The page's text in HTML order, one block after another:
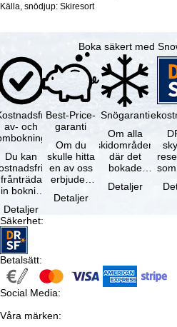
Källa, snödjup: Skiresort
Boka säkert med
av- och
Du kan
frånträda
bokning
efter
…
Detaljer
Best-Price-
garanti
Om du
skulle hitta
en av oss
erbjuden
samma
Detaljer
Snögaranti
Om alla
skidområden
där det
bokade
gäller –
Detaljer
som
Säkerhet:
Betalsätt:
Social Media:
Våra märken: